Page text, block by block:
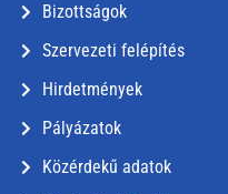
Bizottságok
Szervezeti felépítés
Hirdetmények
Pályázatok
Közérdekű adatok